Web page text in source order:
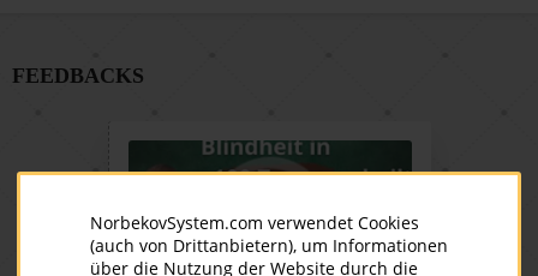
NorbekovSystem.com verwendet Cookies
(auch von Drittanbietern), um Informationen
über die Nutzung der Website durch die
FEEDBACKS